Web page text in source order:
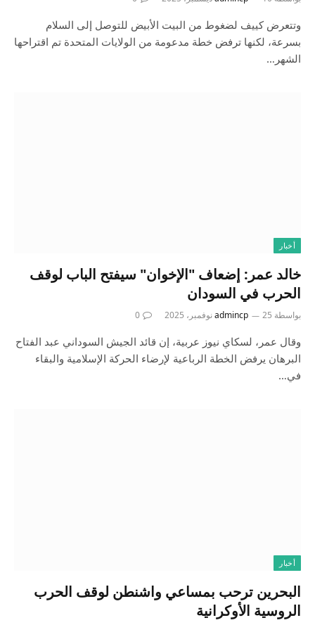
وتتعرض كييف لضغوط من البيت الأبيض للتوصل إلى السلام
بسرعة، لكنها ترفض خطة مدعومة من الولايات المتحدة تم اقتراحها
الشهر…
أخبار
خالد عمر: إضعاف "الإخوان" سيفتح الباب لوقف
الحرب في السودان
بواسطة admincp 25 نوفمبر، 2025 0
وقال عمر، لسكاي نيوز عربية، إن قائد الجيش السوداني عبد الفتاح
البرهان يرفض الخطة الرباعية لإرضاء الحركة الإسلامية والبقاء
في…
أخبار
البحرين ترحب بمساعي واشنطن لوقف الحرب
الروسية الأوكرانية